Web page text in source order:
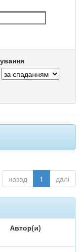
назад 1 далі
Автор(и)